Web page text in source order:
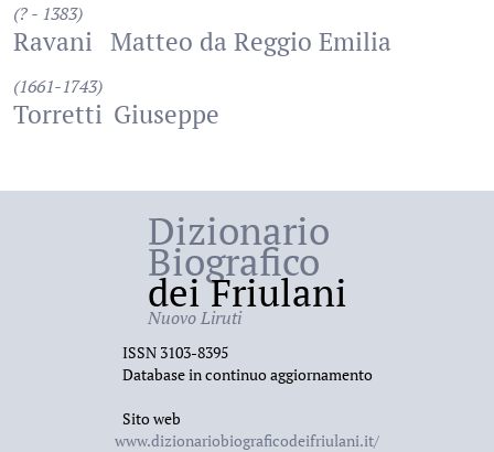
(? - 1383)
Ravani Matteo da Reggio Emilia
(1661-1743)
Torretti Giuseppe
Dizionario
Biografico
dei Friulani
Nuovo Liruti
ISSN 3103-8395
Database in continuo aggiornamento
Sito web
www.dizionariobiograficodeifriulani.it/